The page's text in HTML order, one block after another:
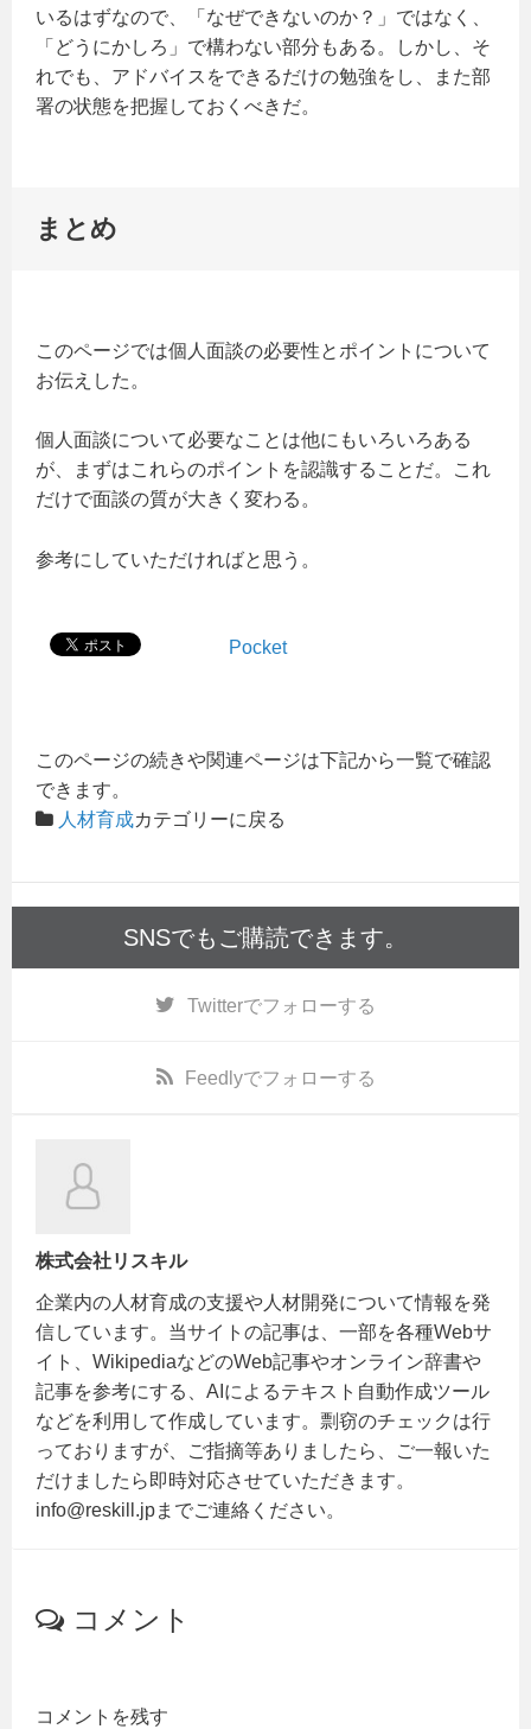
いるはずなので、「なぜできないのか？」ではなく、
「どうにかしろ」で構わない部分もある。しかし、そ
れでも、アドバイスをできるだけの勉強をし、また部
署の状態を把握しておくべきだ。
まとめ
このページでは個人面談の必要性とポイントについて
お伝えした。
個人面談について必要なことは他にもいろいろある
が、まずはこれらのポイントを認識することだ。これ
だけで面談の質が大きく変わる。
参考にしていただければと思う。
Pocket
このページの続きや関連ページは下記から一覧で確認
できます。
人材育成カテゴリーに戻る
SNSでもご購読できます。
Twitterでフォローする
Feedlyでフォローする
株式会社リスキル
企業内の人材育成の支援や人材開発について情報を発
信しています。当サイトの記事は、一部を各種Webサ
イト、WikipediaなどのWeb記事やオンライン辞書や
記事を参考にする、AIによるテキスト自動作成ツール
などを利用して作成しています。剽窃のチェックは行
っておりますが、ご指摘等ありましたら、ご一報いた
だけましたら即時対応させていただきます。
info@reskill.jpまでご連絡ください。
コメント
コメントを残す